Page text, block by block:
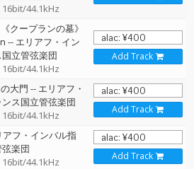
44.1kHz
クープランの墓》
-- エリアフ・イン
立管弦楽団
44.1kHz
Add Track
大門 -- エリアフ・
ス国立管弦楽団
44.1kHz
Add Track
アフ・インバル指
楽団
44.1kHz
Add Track